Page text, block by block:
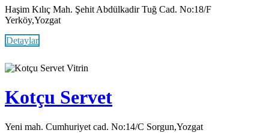
Haşim Kılıç Mah. Şehit Abdülkadir Tuğ Cad. No:18/F
Yerköy,Yozgat
Detaylar
Vitrin
Kotçu Servet
Yeni mah. Cumhuriyet cad. No:14/C Sorgun,Yozgat